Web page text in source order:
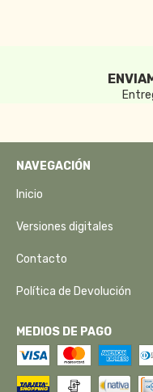
NAVEGACIÓN
Inicio
Versiones digitales
Contacto
Política de Devolución
MEDIOS DE PAGO